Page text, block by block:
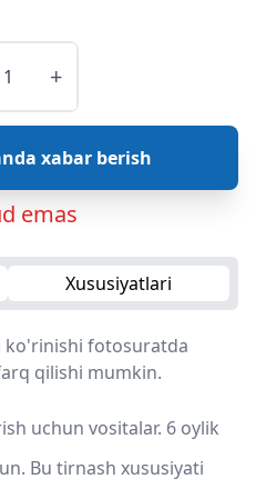
+
xabar berish
emas
Xususiyatlari
fotosuratda
qilishi mumkin.
uchun vositalar. 6 oylik
Bu tirnash xususiyati